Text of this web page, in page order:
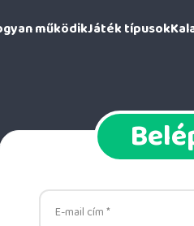
működikJáték típusok
E-mail cím *